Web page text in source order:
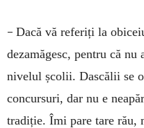
– Dacă vă referiți la
dezamăgesc, pentru că nu
nivelul școlii. Dascălii se
concursuri, dar nu e
tradiție. Îmi pare tare rău,